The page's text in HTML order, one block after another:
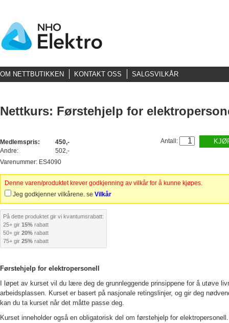
OM NETTBUTIKKEN KONTAKT OSS SALGSVILKÅR
Nettkurs: Førstehjelp for
Medlemspris:
450,-
Andre:
502,-
Antall:
Varenummer: ES4090
Denne varen/produktet krever godkjenning av vilkår for å kunne kjøpes.
Jeg godkjenner vilkårene. se Vilkår
På dette produktet gir vi kvantumsrabatt:
25+ gir 15% rabatt
50+ gir 20% rabatt
75+ gir 25% rabatt
Førstehjelp for elektropersonell
I løpet av kurset vil du lære deg de grunnleggende prinsippene for å utøve
arbeidsplassen. Kurset er basert på nasjonale retingslinjer, og gir deg
kan du ta kurset når det måtte passe deg.
Kurset inneholder også en obligatorisk del om førstehjelp for